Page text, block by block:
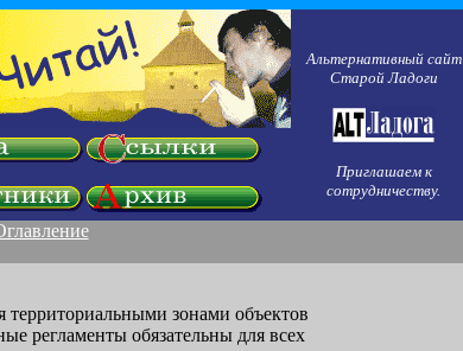
Альтернативный сайт
Старой Ладоги
Приглашаем к
сотрудничеству.
территориальными зонами объектов
регламенты обязательны для всех